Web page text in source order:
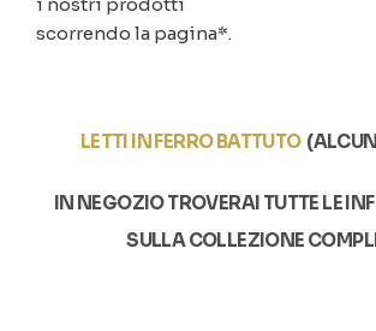
scorrendo la pagina*.
LETTI IN FERRO BATTUTO
IN NEGOZIO TROVERAI TUTTE LE
SULLA COLLEZIONE